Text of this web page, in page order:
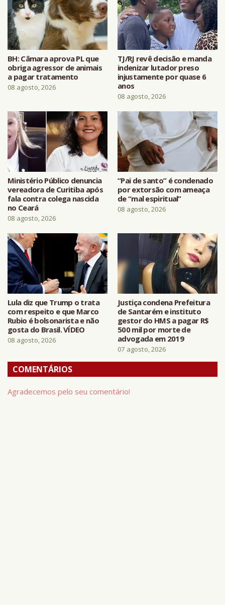
BH: Câmara aprova PL que
obriga agressor de animais
a pagar tratamento
08 agosto, 2026
TJ/RJ revê decisão e manda
indenizar lutador preso
injustamente por quase 6
anos
08 agosto, 2026
Ministério Público denuncia
vereadora de Curitiba após
fala contra colega nascida
no Ceará
08 agosto, 2026
“Pai de santo” é condenado
por extorsão com ameaça
de “mal espiritual”
08 agosto, 2026
Lula diz que Trump o trata
com respeito e que Marco
Rubio é bolsonarista e não
gosta do Brasil. VÍDEO
08 agosto, 2026
Justiça condena Prefeitura
de Santarém e instituto
gestor do HMS a pagar R$
500 mil por morte de
advogada em 2019
07 agosto, 2026
COMENTÁRIOS
Agradecemos pelo seu comentário!